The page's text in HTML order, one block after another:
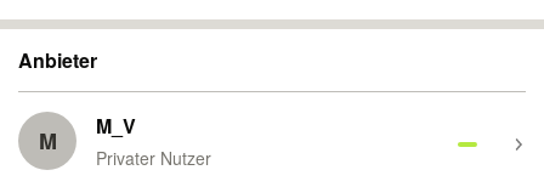
Anbieter
M M_V
Privater Nutzer